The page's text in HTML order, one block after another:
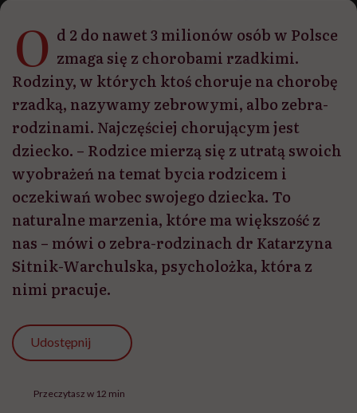
O d 2 do nawet 3 milionów osób w Polsce
zmaga się z chorobami rzadkimi.
Rodziny, w których ktoś choruje na chorobę
rzadką, nazywamy zebrowymi, albo zebra-
rodzinami. Najczęściej chorującym jest
dziecko. – Rodzice mierzą się z utratą swoich
wyobrażeń na temat bycia rodzicem i
oczekiwań wobec swojego dziecka. To
naturalne marzenia, które ma większość z
nas – mówi o zebra-rodzinach dr Katarzyna
Sitnik-Warchulska, psycholożka, która z
nimi pracuje.
Udostępnij
Przeczytasz w 12 min